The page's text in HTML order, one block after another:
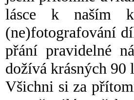
lásce k naším
(ne)fotografování
přání pravidelné
dožívá krásných 90
Všichni si za